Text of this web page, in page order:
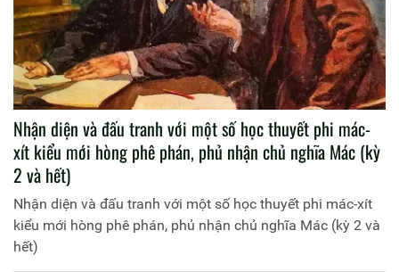
Nhận diện và đấu tranh với một số học thuyết phi mác-
xít kiểu mới hòng phê phán, phủ nhận chủ nghĩa Mác (kỳ
2 và hết)
Nhận diện và đấu tranh với một số học thuyết phi mác-xít
kiểu mới hòng phê phán, phủ nhận chủ nghĩa Mác (kỳ 2 và
hết)